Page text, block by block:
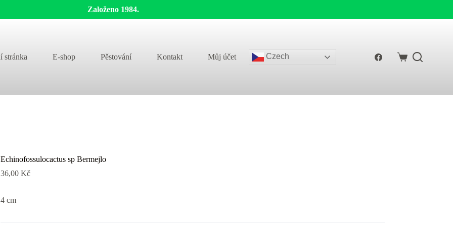
Založeno 1984.
stránka E-shop Pěstování Kontakt Můj účet Czech
Shopping
Echinofossulocactus sp Bermejlo
36,00Kč
4 cm